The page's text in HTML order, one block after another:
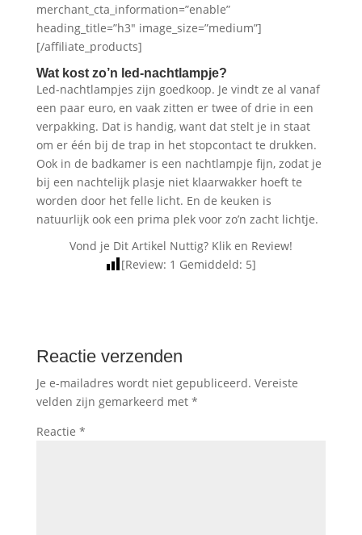
merchant_cta_information=”enable”
heading_title=”h3″ image_size=”medium”]
[/affiliate_products]
Wat kost zo’n led-nachtlampje?
Led-nachtlampjes zijn goedkoop. Je vindt ze al vanaf
een paar euro, en vaak zitten er twee of drie in een
verpakking. Dat is handig, want dat stelt je in staat
om er één bij de trap in het stopcontact te drukken.
Ook in de badkamer is een nachtlampje fijn, zodat je
bij een nachtelijk plasje niet klaarwakker hoeft te
worden door het felle licht. En de keuken is
natuurlijk ook een prima plek voor zo’n zacht lichtje.
Vond je Dit Artikel Nuttig? Klik en Review!
[Review: 1 Gemiddeld: 5]
Reactie verzenden
Je e-mailadres wordt niet gepubliceerd. Vereiste
velden zijn gemarkeerd met *
Reactie *